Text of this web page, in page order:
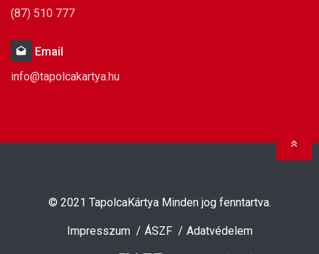
(87) 510 777
Email
info@tapolcakartya.hu
© 2021 TapolcaKártyaMinden jog fenntartva.
Impresszum ÁSZF Adatvédelem